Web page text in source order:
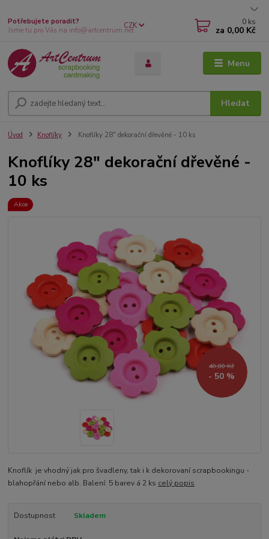
Menu
CZK
Hledat
Potřebujete poradit?
Jsme tu pro Vás na info@artcentrum.net
0 ks
za 0,00 Kč
Úvod Knoflíky Knoflíky 28" dekorační dřevěné - 10 ks
Knoflíky 28" dekorační dřevěné -
10 ks
Akce
40,00 Kč
- 50 %
Knoflík je vhodný jak pro švadleny, tak i k dekorovaní scrapbookingu -
blahopřání nebo alb. Balení: 5 barev á 2 ks celý popis
Dostupnost Skladem